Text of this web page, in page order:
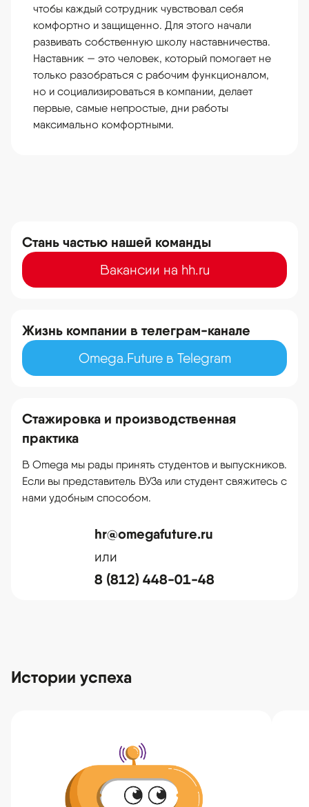
чтобы каждый сотрудник чувствовал себя
комфортно и защищенно. Для этого начали
развивать собственную школу наставничества.
Наставник — это человек, который помогает не
только разобраться с рабочим функционалом,
но и социализироваться в компании, делает
первые, самые непростые, дни работы
максимально комфортными.
Стань частью нашей команды
Вакансии на hh.ru
Жизнь компании в телеграм-канале
Omega.Future в Telegram
Стажировка и производственная
практика
В Omega мы рады принять студентов и выпускников.
Если вы представитель ВУЗа или студент свяжитесь с
нами удобным способом.
hr@omegafuture.ru
или
8 (812) 448-01-48
Истории успеха